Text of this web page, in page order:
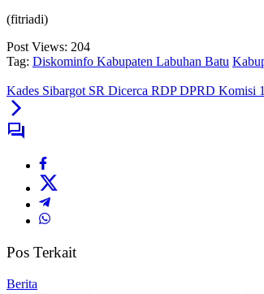
(fitriadi)
Post Views: 204
Tag: Diskominfo Kabupaten Labuhan Batu
Kades Sibargot SR Dicerca RDP DPRD Komisi
Pos Terkait
Berita